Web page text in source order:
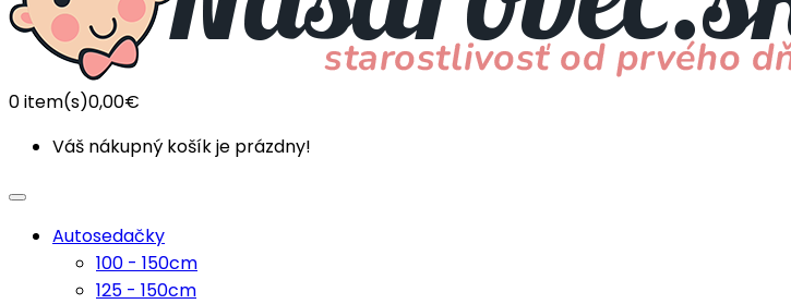
0item(s)0,00€
Váš nákupný košík je prázdny!
Autosedačky
100 - 150cm
125 - 150cm